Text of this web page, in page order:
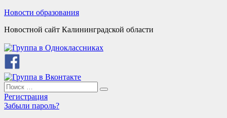
Skip
content
Новости образования
Новостной сайт Калининградской области
Search
for:
Search
Регистрация
Забыли пароль?